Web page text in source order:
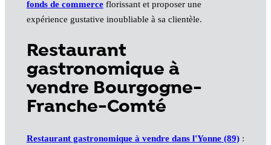
fonds de commerceflorissant et proposer une
expérience gustative inoubliable à sa clientèle.
Restaurant
gastronomique à
vendre Bourgogne-
Franche-Comté
Restaurant gastronomique à vendre dans l'Yonne (89):